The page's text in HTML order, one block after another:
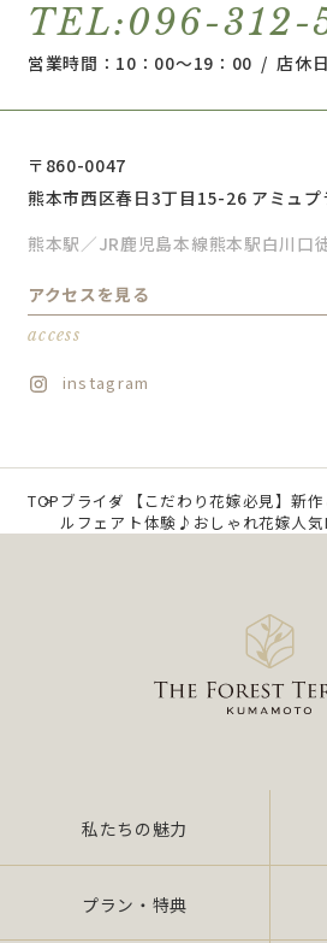
TEL:096-312-
営業時間：10：00～19：00 / 店休
〒860-0047
熊本市西区春日3丁目15-26 アミュプ
熊本駅／JR鹿児島本線熊本駅白川口
アクセスを見る
access
instagram
TOPブライダ
ルフェア
【こだわり花嫁必見】新
ト体験♪おしゃれ花嫁人
私たちの魅力
プラン・特典